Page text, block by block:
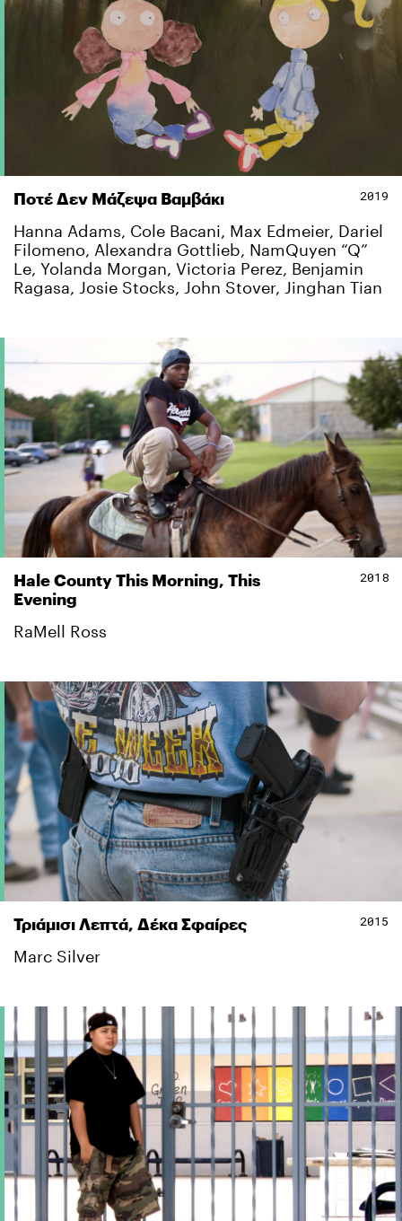
Ποτέ ∆εν Μάζεψα Βαµβάκι 2019
Hanna Adams, Cole Bacani, Max Edmeier, Dariel
Filomeno, Alexandra Gottlieb, NamQuyen “Q”
Le, Yolanda Morgan, Victoria Perez, Benjamin
Ragasa, Josie Stocks, John Stover, Jinghan Tian
Hale County This Morning, This
Evening
2018
RaMell Ross
Τριάμισι Λεπτά, Δέκα Σφαίρες 2015
Marc Silver